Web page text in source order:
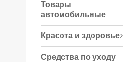
Товары
автомобильные
Красота и здоровье
Средства по уходу